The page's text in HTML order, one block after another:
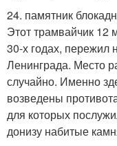
24. памятник
Этот трамвайчик
30-х годах, пережил
Ленинграда. Место
случайно. Именно
возведены
для которых
донизу набитые